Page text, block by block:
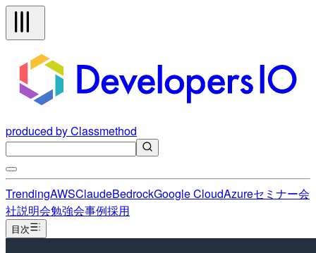
produced by Classmethod
TrendingAWSClaudeBedrockGoogle CloudAzureセミナー会
社説明会勉強会事例採用
目次